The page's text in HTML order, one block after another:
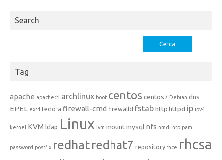
Search
per:
Tag
apache apachectl archlinux boot centoscentos7 Debian dns
EPEL ext4 fedora firewall-cmd firewalld fstabhttp httpd ip ipv4
kernel KVM ldap Linux lvm mountmysql nfs nmcli ntp pam
password postfix redhatredhat7 repository rhce rhcsa